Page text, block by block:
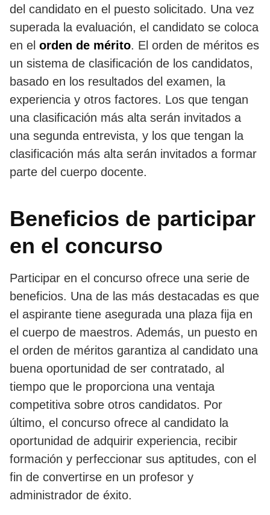
del candidato en el puesto solicitado. Una vez
superada la evaluación, el candidato se coloca
en el orden de mérito. El orden de méritos es
un sistema de clasificación de los candidatos,
basado en los resultados del examen, la
experiencia y otros factores. Los que tengan
una clasificación más alta serán invitados a
una segunda entrevista, y los que tengan la
clasificación más alta serán invitados a formar
parte del cuerpo docente.
Beneficios de participar
en el concurso
Participar en el concurso ofrece una serie de
beneficios. Una de las más destacadas es que
el aspirante tiene asegurada una plaza fija en
el cuerpo de maestros. Además, un puesto en
el orden de méritos garantiza al candidato una
buena oportunidad de ser contratado, al
tiempo que le proporciona una ventaja
competitiva sobre otros candidatos. Por
último, el concurso ofrece al candidato la
oportunidad de adquirir experiencia, recibir
formación y perfeccionar sus aptitudes, con el
fin de convertirse en un profesor y
administrador de éxito.